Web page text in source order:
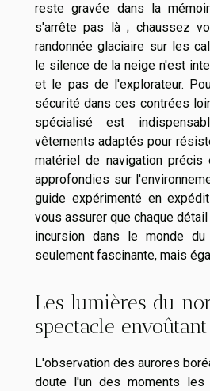
reste gravée dans la
s'arrête pas là ; chaussez
randonnée glaciaire sur les
le silence de la neige n'est
et le pas de l'explorateur.
sécurité dans ces contrées
spécialisé est
vêtements adaptés pour
matériel de navigation précis
approfondies sur
guide expérimenté en
vous assurer que chaque
incursion dans le monde
seulement fascinante, mais
Les lumières du
spectacle envoûtant
L'observation des aurores
doute l'un des moments